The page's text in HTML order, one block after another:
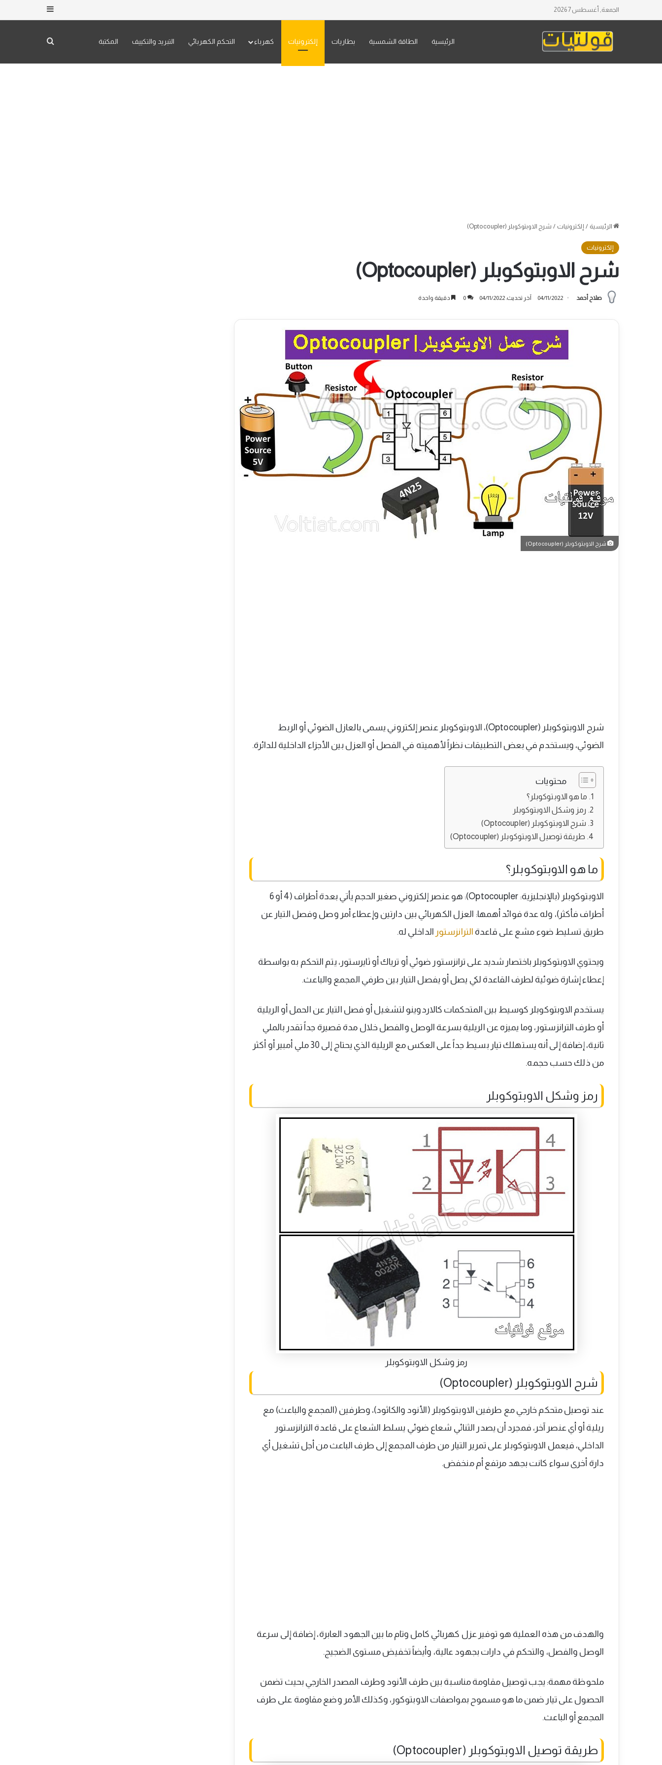
الجمعة, أغسطس 7 2026 إضافة عمود
الرئيسية الطاقة الشمسية بطاريات إلكترونيات كهرباء التحكم الكهربائي التبريد والتكييف المكتبة بحث عن
الرئيسية / إلكترونيات / شرح الاوبتوكوبلر (Optocoupler)
إلكترونيات
شرح الاوبتوكوبلر (Optocoupler)
صلاح أحمد 04/11/2022 آخر تحديث: 04/11/2022 0 دقيقة واحدة
شرح الاوبتوكوبلر (Optocoupler)
شرح الاوبتوكوبلر (Optocoupler)، الاوبتوكوبلر عنصر إلكتروني يسمى بالعازل الضوئي أو الربط
الضوئي، ويستخدم في بعض التطبيقات نظراً لأهميته في الفصل أو العزل بين الأجزاء الداخلية للدائرة.
محتويات
ما هو الاوبتوكوبلر؟
رمز وشكل الاوبتوكوبلر
شرح الاوبتوكوبلر (Optocoupler)
طريقة توصيل الاوبتوكوبلر (Optocoupler)
ما هو الاوبتوكوبلر؟
الاوبتوكوبلر (بالإنجليزية: Optocoupler): هو عنصر إلكتروني صغير الحجم يأتي بعدة أطراف (4 أو 6
أطراف فأكثر)، وله عدة فوائد أهمها: العزل الكهربائي بين دارتين وإعطاء أمر وصل وفصل التيار عن
طريق تسليط ضوء مشع على قاعدة الترانزستور الداخلي له.
ويحتوي الاوبتوكوبلر باختصار شديد على ترانزستور ضوئي أو ترياك أو ثايرستور، يتم التحكم به بواسطة
إعطاء إشارة ضوئية لطرف القاعدة لكي يصل أو يفصل التيار بين طرفي المجمع والباعث.
يستخدم الاوبتوكوبلر كوسيط بين المتحكمات كالاردوينو لتشغيل أو فصل التيار عن الحمل أو الريلية
أو طرف الترانزستور، وما يميزه عن الريلية بسرعة الوصل والفصل خلال مدة قصيرة جداً تقدر بالملي
ثانية، إضافة إلى أنه يستهلك تيار بسيط جداً على العكس مع الريلية الذي يحتاج إلى 30 ملي أمبير أو أكثر
من ذلك حسب حجمه.
رمز وشكل الاوبتوكوبلر
رمز وشكل الاوبتوكوبلر
شرح الاوبتوكوبلر (Optocoupler)
عند توصيل متحكم خارجي مع طرفين الاوبتوكوبلر (الأنود والكاثود)، وطرفين (المجمع والباعث) مع
ريلية أو أي عنصر آخر، فمجرد أن يصدر الثنائي شعاع ضوئي يسلط الشعاع على قاعدة الترانزستور
الداخلي، فيعمل الاوبتوكوبلر على تمرير التيار من طرف المجمع إلى طرف الباعث من أجل تشغيل أي
دارة أخرى سواء كانت بجهد مرتفع أم منخفض.
والهدف من هذه العملية هو توفير عزل كهربائي كامل وتام ما بين الجهود العابرة، إضافة إلى سرعة
الوصل والفصل، والتحكم في دارات بجهود عالية، وأيضاً تخفيض مستوى الضجيج.
ملحوظة مهمة: يجب توصيل مقاومة مناسبة بين طرف الأنود وطرف المصدر الخارجي بحيث تضمن
الحصول على تيار ضمن ما هو مسموح بمواصفات الاوبتوكور، وكذلك الأمر وضع مقاومة على طرف
المجمع أو الباعث.
طريقة توصيل الاوبتوكوبلر (Optocoupler)